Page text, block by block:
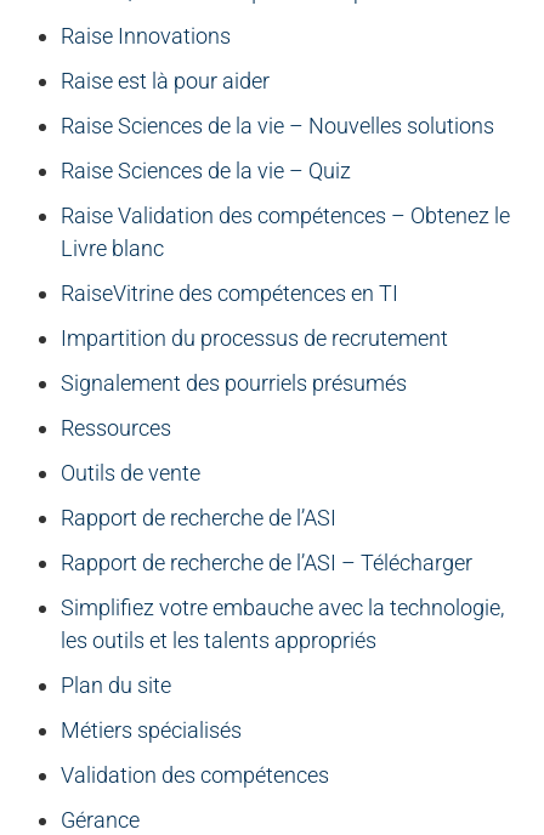
Raise Innovations
Raise est là pour aider
Raise Sciences de la vie – Nouvelles solutions
Raise Sciences de la vie – Quiz
Raise Validation des compétences – Obtenez le
Livre blanc
RaiseVitrine des compétences en TI
Impartition du processus de recrutement
Signalement des pourriels présumés
Ressources
Outils de vente
Rapport de recherche de l’ASI
Rapport de recherche de l’ASI – Télécharger
Simplifiez votre embauche avec la technologie,
les outils et les talents appropriés
Plan du site
Métiers spécialisés
Validation des compétences
Gérance